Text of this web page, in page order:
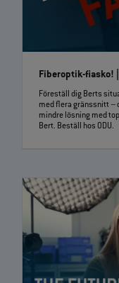
Fiberoptik-fiasko!
Föreställ dig Berts
med flera gränssnitt –
mindre lösning med
Bert. Beställ hos ODU.